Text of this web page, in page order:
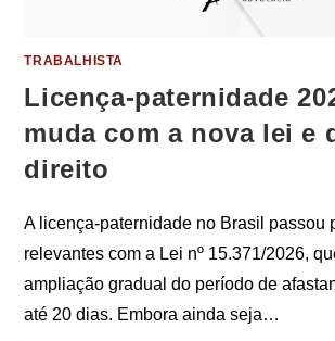
TRABALHISTA
Licença-paternidade
muda com a nova lei e
direito
A licença-paternidade no Brasil passou
relevantes com a Lei nº 15.371/2026,
ampliação gradual do período de
até 20 dias. Embora ainda seja…